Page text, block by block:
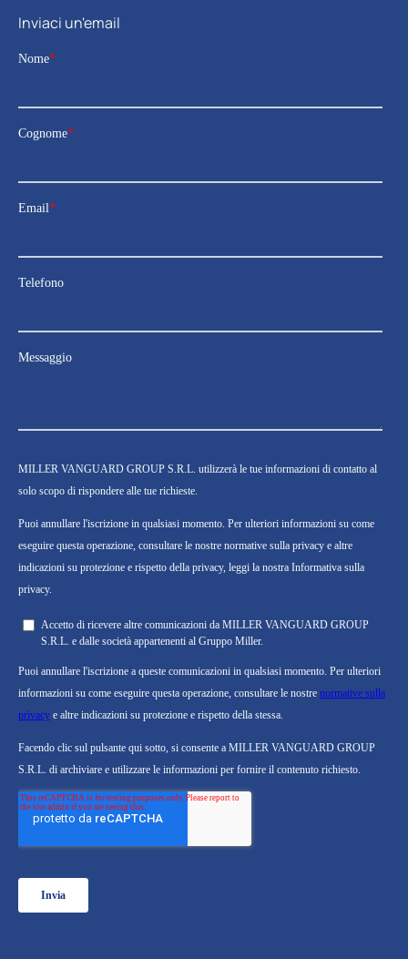
Inviaci un'email